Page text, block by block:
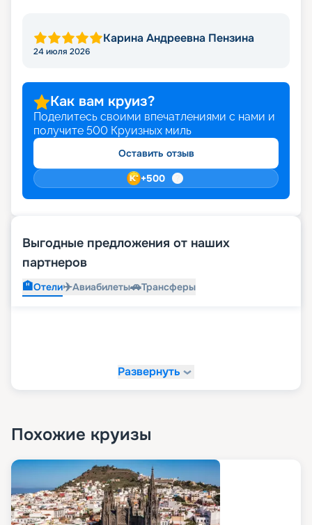
Карина Андреевна Пензина
24 июля 2026
Как вам круиз?
Поделитесь своими впечатлениями с нами и
получите 500 Круизных миль
Оставить отзыв
+500
Выгодные предложения от наших
партнеров
🏨Отели✈️Авиабилеты🚗Трансферы
Развернуть
Похожие круизы